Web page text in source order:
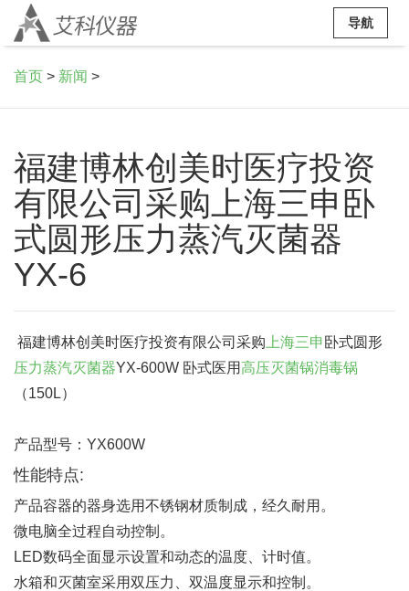
导航
首页 > 新闻 >
福建博林创美时医疗投资
有限公司采购上海三申卧
式圆形压力蒸汽灭菌器
YX-6
福建博林创美时医疗投资有限公司采购 上海三申 卧式圆形
压力蒸汽灭菌器YX-600W 卧式医用高压灭菌锅消毒锅
（150L）
产品型号：YX600W
性能特点:
产品容器的器身选用不锈钢材质制成，经久耐用。
微电脑全过程自动控制。
LED数码全面显示设置和动态的温度、计时值。
水箱和灭菌室采用双压力、双温度显示和控制。